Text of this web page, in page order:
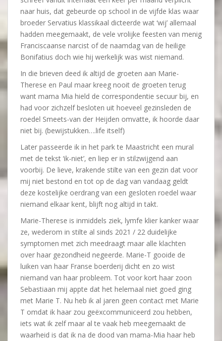
naar huis, dat gebeurde op school in de vijfde klas waar
broeder Servatius klassikaal dicteerde wat ‘wij’ allemaal
hadden meegemaakt, de vele vrolijke feesten van menig
Franciscaanse narcist of de naamdag van de heilige
Bonifatius doch wie hij werkelijk was wist niemand.
In die brieven deed ik altijd de groeten aan Marie-
Therese en Paul maar kreeg nooit de groeten terug
want mama Mia hield de correspondentie secuur bij, en
had voor zichzelf besloten uit hoeveel gezinsleden de
roedel Smeets-van der Heijden omvatte, ik hoorde daar
niet bij. (bewijstukken….life itself)
Later passeerde ik in het park te Maastricht een mural
met de tekst ‘ik-niet’, en liep er in stilzwijgend aan
voorbij. De lieve, krakende stilte van een gezin dat voor
mij niet bestond en tot op de dag van vandaag geldt
deze kostelijke oerdrang van een gesloten roedel waar
niemand elkaar kent, blijft nog altijd in takt.
Marie-Therese is inmiddels ziek, lymfe klier kanker waar
ze, wederom in stilte al sinds 2021 / 22 duidelijke
symptomen met zich meedraagt maar alle klachten
over haar gezondheid negeerde. Marie-T gooide de
luiken van haar Franse boerderij dicht en zo wist
niemand van haar probleem. Tot voor kort haar zoon
Sebastiaan mij appte dat het helemaal niet goed ging
met Marie T. Nu heb ik al jaren geen contact met Marie
T omdat ik haar zou geëxcommuniceerd zou hebben,
iets wat ik zelf maar al te vaak heb meegemaakt de
waarheid is dat ik na de dood van mama-Mia haar heb